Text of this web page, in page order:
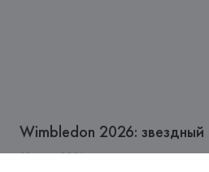
Wimbledon 2026: звездный
13июля2026